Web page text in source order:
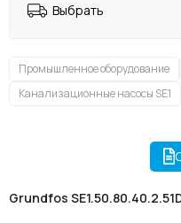
Выбрать
Промышленное оборудование
Канализационные насосы SE1
Grundfos